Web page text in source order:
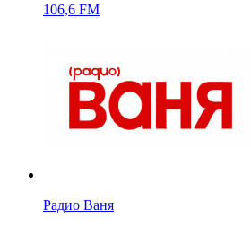
106,6 FM
Радио Ваня